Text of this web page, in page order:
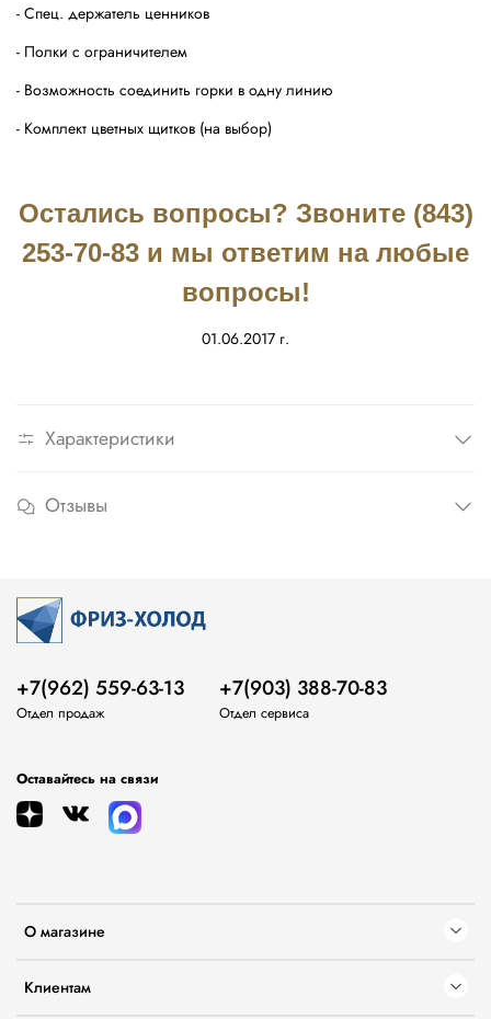
- Спец. держатель ценников
- Полки с ограничителем
- Возможность соединить горки в одну линию
- Комплект цветных щитков (на выбор)
Остались вопросы? Звоните (843)
253-70-83 и мы ответим на любые
вопросы!
01.06.2017 г.
Характеристики
Отзывы
О магазине
Клиентам
+7(962) 559-63-13
Отдел продаж
+7(903) 388-70-83
Отдел сервиса
Оставайтесь на связи